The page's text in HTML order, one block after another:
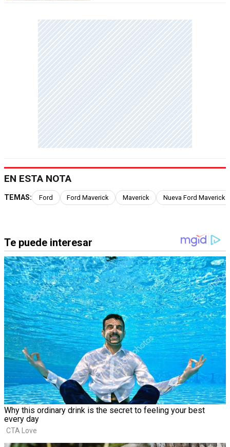
EN ESTA NOTA
TEMAS: Ford Ford Maverick Maverick Nueva Ford Maverick